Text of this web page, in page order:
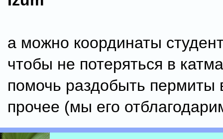
а можно координаты
чтобы не потеряться в
помочь раздобыть пермиты
прочее (мы его